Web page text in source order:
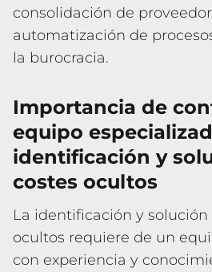
consolidación de
automatización de
la burocracia.
Importancia de
equipo
identificación y
costes ocultos
La identificación y solución
ocultos requiere de un
con experiencia y